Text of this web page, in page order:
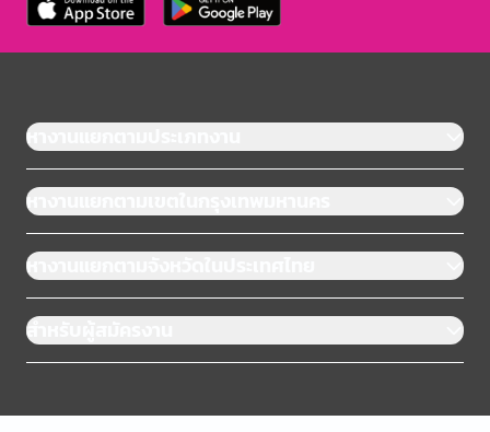
หางานแยกตามประเภทงาน
หางานแยกตามเขตในกรุงเทพมหานคร
หางานแยกตามจังหวัดในประเทศไทย
สำหรับผู้สมัครงาน